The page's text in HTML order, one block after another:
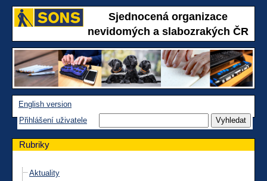
Sjednocená organizace
nevidomých a slabozrakých ČR
English version
Přihlášení uživatele
Rubriky
Aktuality